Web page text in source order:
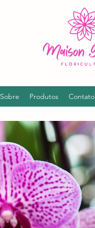
Sobre Produtos Contato